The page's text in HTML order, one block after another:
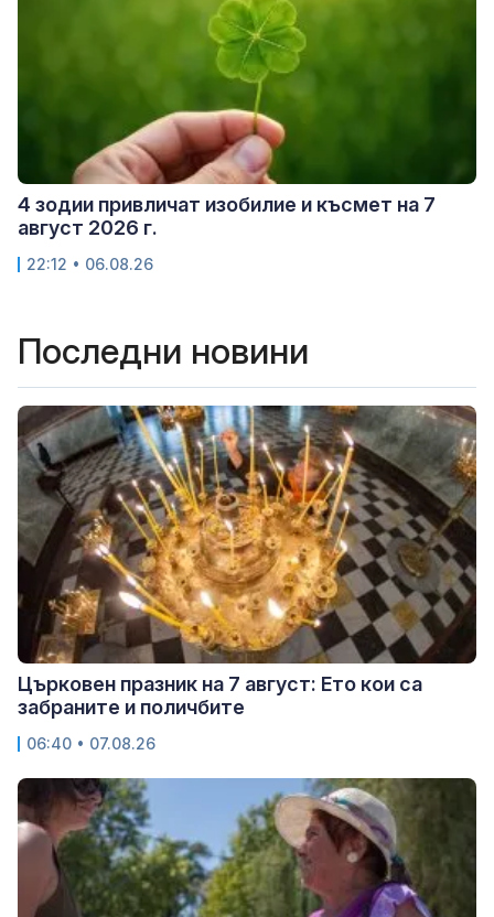
4 зодии привличат изобилие и късмет на 7
август 2026 г.
22:12 • 06.08.26
Последни новини
Църковен празник на 7 август: Ето кои са
забраните и поличбите
06:40 • 07.08.26